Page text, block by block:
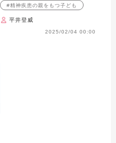
疾患の親をもつ子どもとし
て育った自分
#精神疾患の親をもつ子ども
平井登威
2025/02/04 00:00